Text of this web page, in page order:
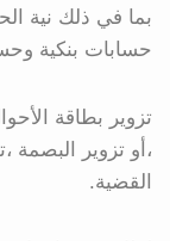
بما في ذلك نية
حسابات بنكية
تزوير بطاقة
،أو تزوير البصمة
القضية.